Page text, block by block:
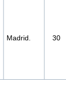
Madrid. 30